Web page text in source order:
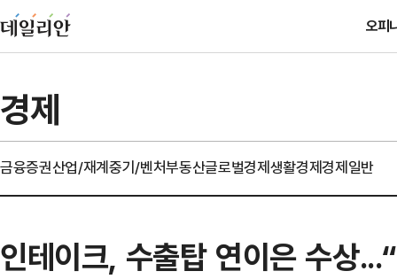
오피
경제
금융증권산업/재계중기/벤처부동산글로벌경제생활경제경제일반
인테이크, 수출탑 연이은 수상